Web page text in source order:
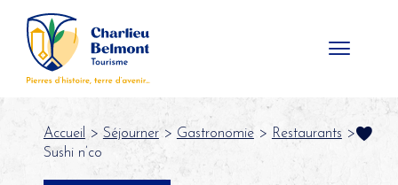
Accueil > Séjourner> Gastronomie> Restaurants >
Sushi n’co
Panneau de gestion des cookies